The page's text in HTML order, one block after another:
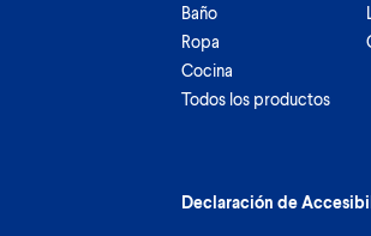
Baño
Ropa
Cocina
Todos los productos
Declaración de